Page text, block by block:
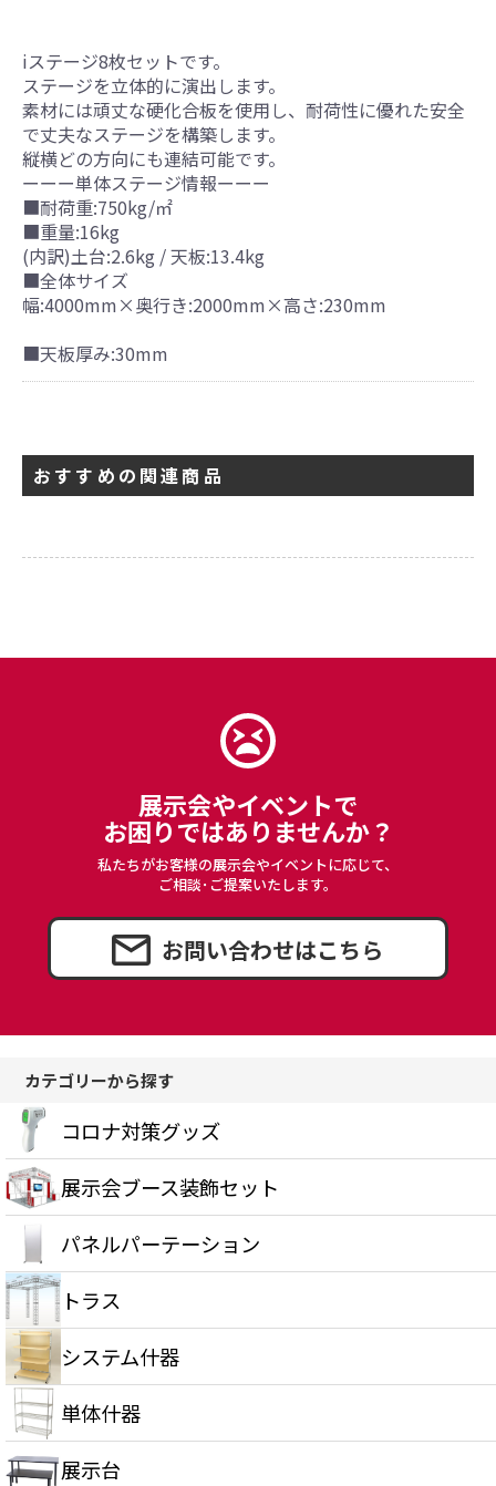
引続き他の商品も選ぶ
iステージ8枚セットです。
ステージを立体的に演出します。
素材には頑丈な硬化合板を使用し、耐荷性に優れた安全
で丈夫なステージを構築します。
縦横どの方向にも連結可能です。
ーーー単体ステージ情報ーーー
■耐荷重:750kg/㎡
■重量:16kg
(内訳)土台:2.6kg / 天板:13.4kg
■全体サイズ
幅:4000mm×奥行き:2000mm×高さ:230mm
■天板厚み:30mm
おすすめの関連商品
展示会やイベントで
お困りではありませんか？
私たちがお客様の展示会やイベントに応じて、
ご相談･ご提案いたします。
お問い合わせはこちら
カテゴリーから探す
コロナ対策グッズ
展示会ブース装飾セット
パネルパーテーション
トラス
システム什器
単体什器
展示台